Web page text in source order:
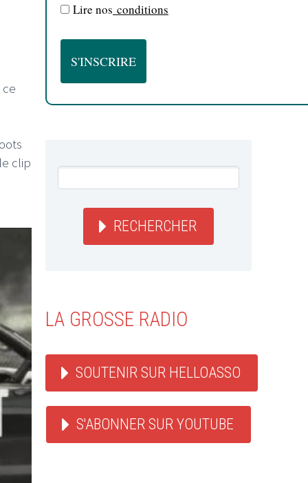
clip
Lire nos conditions
RECHERCHER
LA GROSSE RADIO
SOUTENIR SUR HELLOASSO
S'ABONNER SUR YOUTUBE